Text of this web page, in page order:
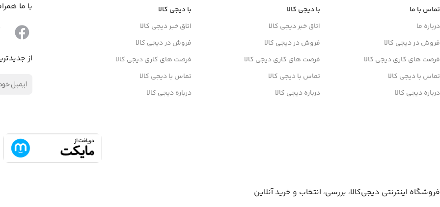
تماس با ما
درباره ما
فروش در دیجی کالا
فرصت های کاری دیجی کالا
تماس با دیجی کالا
درباره دیجی کالا
با دیجی کالا
اتاق خبر دیجی کالا
فروش در دیجی کالا
فرصت های کاری دیجی کالا
تماس با دیجی کالا
درباره دیجی کالا
با دیجی کالا
اتاق خبر دیجی کالا
فروش در دیجی کالا
فرصت های کاری دیجی کالا
تماس با دیجی کالا
درباره دیجی کالا
با ما
از
فروشگاه اینترنتی دیجی‌کالا، بررسی، انتخاب و خرید آنلاین